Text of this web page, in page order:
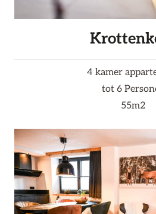
4 kamer
tot 6
55m2